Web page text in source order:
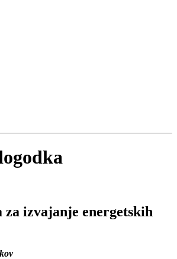
za izvajanje energetskih